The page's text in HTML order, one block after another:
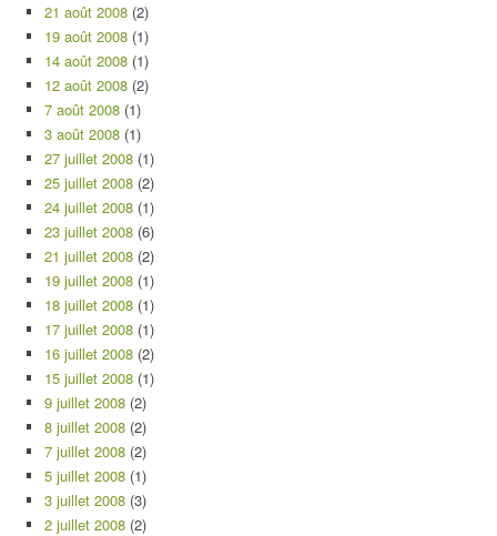
21 août 2008 (2)
19 août 2008 (1)
14 août 2008 (1)
12 août 2008 (2)
7 août 2008 (1)
3 août 2008 (1)
27 juillet 2008 (1)
25 juillet 2008 (2)
24 juillet 2008 (1)
23 juillet 2008 (6)
21 juillet 2008 (2)
19 juillet 2008 (1)
18 juillet 2008 (1)
17 juillet 2008 (1)
16 juillet 2008 (2)
15 juillet 2008 (1)
9 juillet 2008 (2)
8 juillet 2008 (2)
7 juillet 2008 (2)
5 juillet 2008 (1)
3 juillet 2008 (3)
2 juillet 2008 (2)